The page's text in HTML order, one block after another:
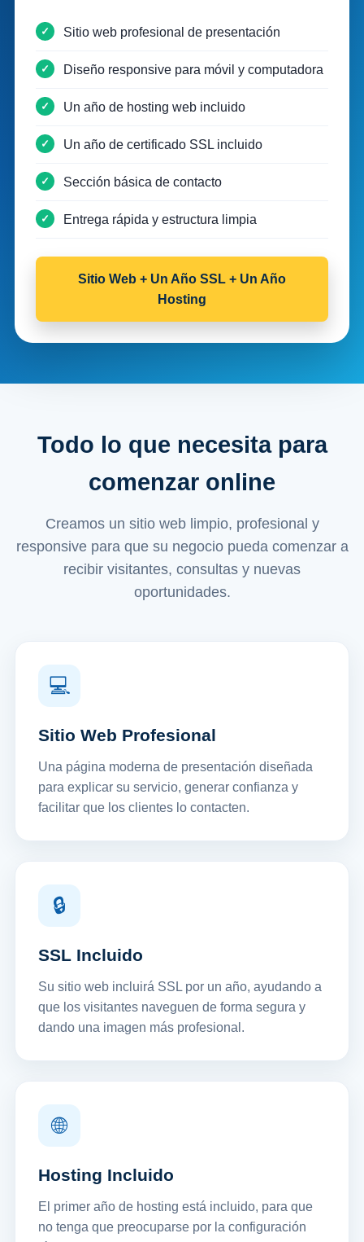
Sitio web profesional de presentación
Diseño responsive para móvil y computadora
Un año de hosting web incluido
Un año de certificado SSL incluido
Sección básica de contacto
Entrega rápida y estructura limpia
Sitio Web + Un Año SSL + Un Año
Hosting
Todo lo que necesita para
comenzar online
Creamos un sitio web limpio, profesional y
responsive para que su negocio pueda comenzar a
recibir visitantes, consultas y nuevas
oportunidades.
💻
Sitio Web Profesional
Una página moderna de presentación diseñada
para explicar su servicio, generar confianza y
facilitar que los clientes lo contacten.
🔒
SSL Incluido
Su sitio web incluirá SSL por un año, ayudando a
que los visitantes naveguen de forma segura y
dando una imagen más profesional.
🌐
Hosting Incluido
El primer año de hosting está incluido, para que
no tenga que preocuparse por la configuración